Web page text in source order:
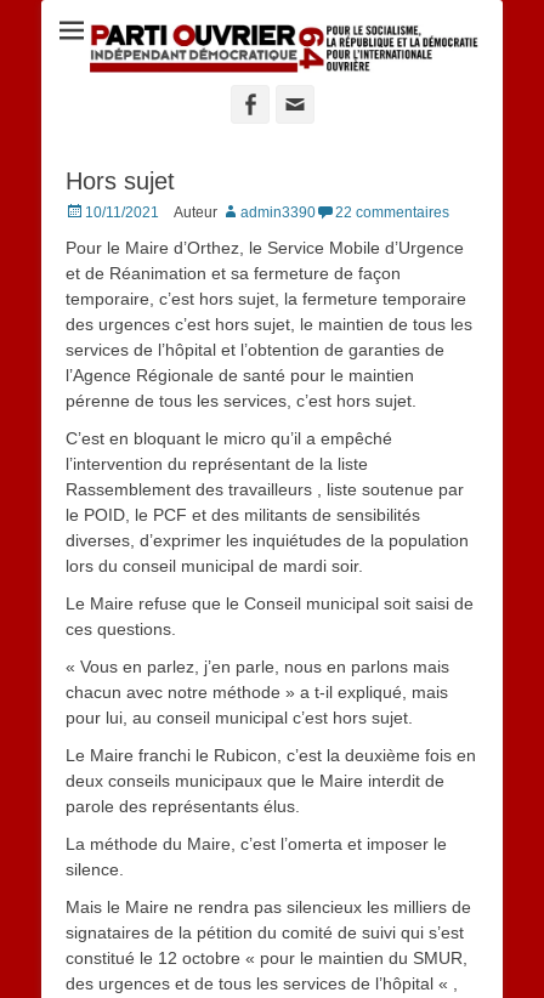
Site du POID 64
Facebook
Hors sujet
Posted
10/11/2021 Auteur admin3390 22 commentaires
Pour le Maire d’Orthez, le Service Mobile d’Urgence
et de Réanimation et sa fermeture de façon
temporaire, c’est hors sujet, la fermeture temporaire
des urgences c’est hors sujet, le maintien de tous les
services de l’hôpital et l’obtention de garanties de
l’Agence Régionale de santé pour le maintien
pérenne de tous les services, c’est hors sujet.
C’est en bloquant le micro qu’il a empêché
l’intervention du représentant de la liste
Rassemblement des travailleurs , liste soutenue par
le POID, le PCF et des militants de sensibilités
diverses, d’exprimer les inquiétudes de la population
lors du conseil municipal de mardi soir.
Le Maire refuse que le Conseil municipal soit saisi de
ces questions.
« Vous en parlez, j’en parle, nous en parlons mais
chacun avec notre méthode » a t-il expliqué, mais
pour lui, au conseil municipal c’est hors sujet.
Le Maire franchi le Rubicon, c’est la deuxième fois en
deux conseils municipaux que le Maire interdit de
parole des représentants élus.
La méthode du Maire, c’est l’omerta et imposer le
silence.
Mais le Maire ne rendra pas silencieux les milliers de
signataires de la pétition du comité de suivi qui s’est
constitué le 12 octobre « pour le maintien du SMUR,
des urgences et de tous les services de l’hôpital « ,